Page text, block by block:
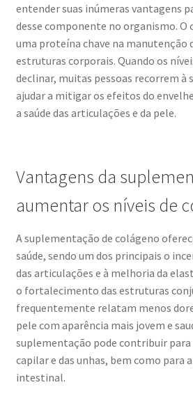
entender suas inúmeras vantagens
desse componente no organismo. O
uma proteína chave na manutenção
estruturas corporais. Quando os
declinar, muitas pessoas recorrem à
ajudar a mitigar os efeitos do
a saúde das articulações e da pele.
Vantagens da
aumentar os níveis de
A suplementação de colágeno
saúde, sendo um dos principais o
das articulações e à melhoria da
o fortalecimento das estruturas
frequentemente relatam menos
pele com aparência mais jovem e
suplementação pode contribuir
capilar e das unhas, bem como para
intestinal.